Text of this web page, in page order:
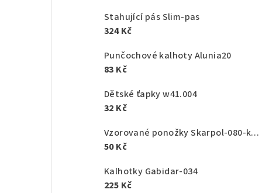
Stahující pás Slim-pas
324 Kč
Punčochové kalhoty Alunia20
83 Kč
Dětské ťapky w41.004
32 Kč
Vzorované ponožky Skarpol-080-kaktus
50 Kč
Kalhotky Gabidar-034
225 Kč